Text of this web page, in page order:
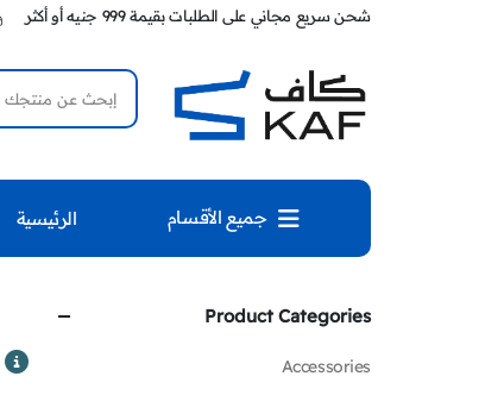
شحن سريع مجاني على الطلبات بقيمة 999 جنيه أو أكثر
جميع الأقسام الرئيسية
Product Categories
Accessories